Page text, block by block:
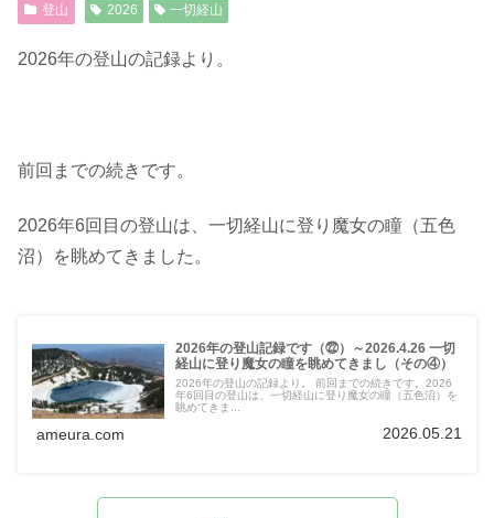
登山 2026 一切経山
2026年の登山の記録より。
前回までの続きです。
2026年6回目の登山は、一切経山に登り魔女の瞳（五色
沼）を眺めてきました。
2026年の登山記録です（㉒）～2026.4.26 一切
経山に登り魔女の瞳を眺めてきまし（その④）
2026年の登山の記録より。 前回までの続きです。2026
年6回目の登山は、一切経山に登り魔女の瞳（五色沼）を
眺めてきま...
ameura.com 2026.05.21